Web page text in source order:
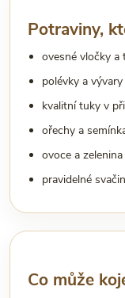
Potraviny,
ovesné vločky a
polévky a
kvalitní tuky v
ořechy a
ovoce a
pravidelné
Co může